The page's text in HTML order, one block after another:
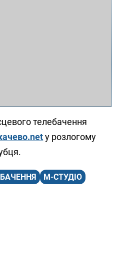
телебачення
у розлогому
М-СТУДІО